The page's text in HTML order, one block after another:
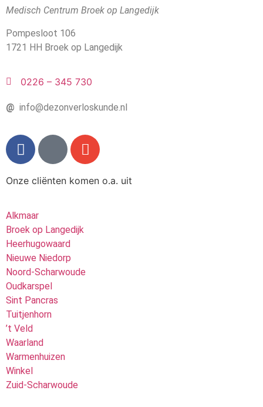
Medisch Centrum Broek op Langedijk
Pompesloot 106
1721 HH Broek op Langedijk
0226 – 345 730
@ info@dezonverloskunde.nl
Onze cliënten komen o.a. uit
Alkmaar
Broek op Langedijk
Heerhugowaard
Nieuwe Niedorp
Noord-Scharwoude
Oudkarspel
Sint Pancras
Tuitjenhorn
’t Veld
Waarland
Warmenhuizen
Winkel
Zuid-Scharwoude